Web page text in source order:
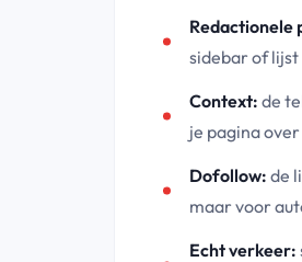
Redactionele
sidebar of
Context: de
je pagina
Dofollow: de
maar voor
Echt verkeer: